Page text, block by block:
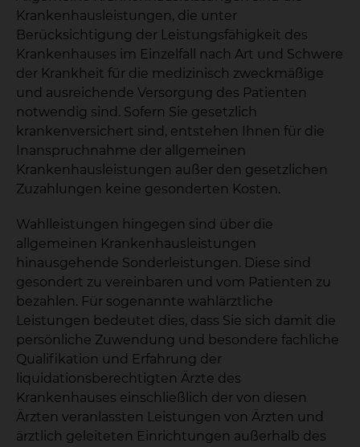
Krankenhausleistungen, die unter
Berücksichtigung der Leistungsfähigkeit des
Krankenhauses im Einzelfall nach Art und Schwere
der Krankheit für die medizinisch zweckmäßige
und ausreichende Versorgung des Patienten
notwendig sind. Sofern Sie gesetzlich
krankenversichert sind, entstehen Ihnen für die
Inanspruchnahme der allgemeinen
Krankenhausleistungen außer den gesetzlichen
Zuzahlungen keine gesonderten Kosten.
Wahlleistungen hingegen sind über die
allgemeinen Krankenhausleistungen
hinausgehende Sonderleistungen. Diese sind
gesondert zu vereinbaren und vom Patienten zu
bezahlen. Für sogenannte wahlärztliche
Leistungen bedeutet dies, dass Sie sich damit die
persönliche Zuwendung und besondere fachliche
Qualifikation und Erfahrung der
liquidationsberechtigten Ärzte des
Krankenhauses einschließlich der von diesen
Ärzten veranlassten Leistungen von Ärzten und
ärztlich geleiteten Einrichtungen außerhalb des